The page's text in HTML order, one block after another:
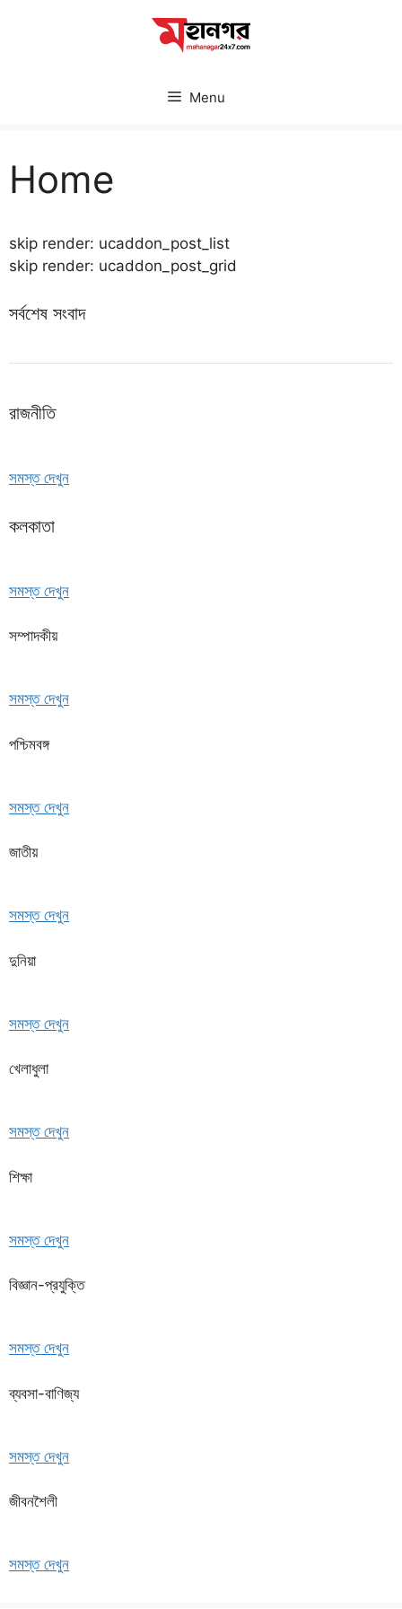
Menu
Home
skip render: ucaddon_post_list
skip render: ucaddon_post_grid
সর্বশেষ সংবাদ
রাজনীতি
সমস্ত দেখুন
কলকাতা
সমস্ত দেখুন
সম্পাদকীয়
সমস্ত দেখুন
পশ্চিমবঙ্গ
সমস্ত দেখুন
জাতীয়
সমস্ত দেখুন
দুনিয়া
সমস্ত দেখুন
খেলাধুলা
সমস্ত দেখুন
শিক্ষা
সমস্ত দেখুন
বিজ্ঞান-প্রযুক্তি
সমস্ত দেখুন
ব্যবসা-বাণিজ্য
সমস্ত দেখুন
জীবনশৈলী
সমস্ত দেখুন